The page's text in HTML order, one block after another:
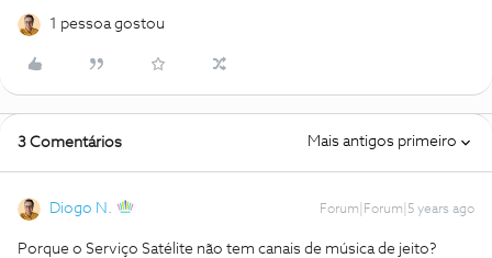
1 pessoa gostou
3 Comentários Mais antigos primeiro
Diogo N. Forum|Forum|5 years ago
Porque o Serviço Satélite não tem canais de música de jeito?